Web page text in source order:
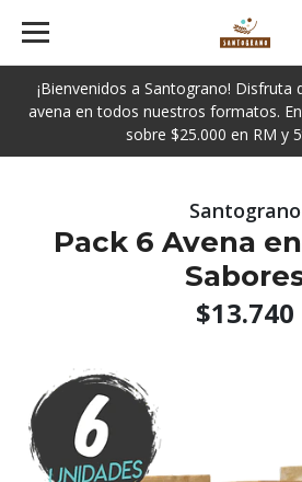
¡Bienvenidos a Santograno! Disfruta
avena en todos nuestros formatos.
sobre $25.000 en RM y
Santograno
Pack 6 Avena
$13.740